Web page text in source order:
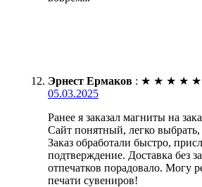
Эрнест Ермаков : ★ ★ ★ ★ ★
05.03.2025
Ранее я заказал магниты на
Сайт понятный, легко выбрать,
Заказ обработали быстро,
подтверждение. Доставка без
отпечатков порадовало. Могу
печати сувениров!